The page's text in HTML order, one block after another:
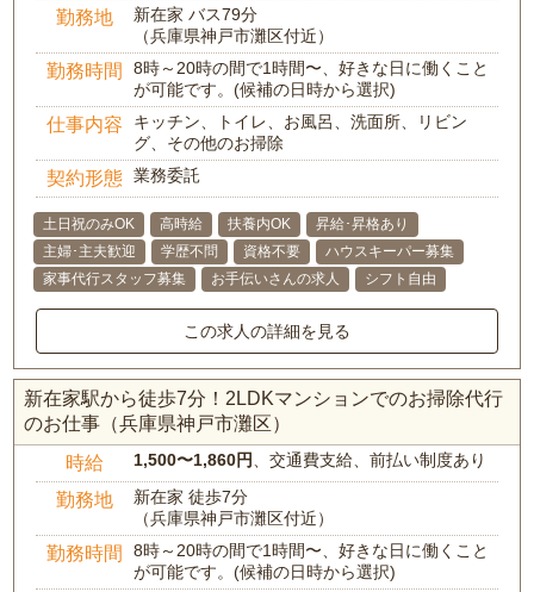
勤務地
新在家 バス79分
（兵庫県神戸市灘区付近）
勤務時間
8時～20時の間で1時間〜、好きな日に働くこと
が可能です。(候補の日時から選択)
仕事内容
キッチン、トイレ、お風呂、洗面所、リビン
グ、その他のお掃除
契約形態 業務委託
土日祝のみOK 高時給 扶養内OK
昇給･昇格あり
主婦･主夫歓迎
学歴不問 資格不要
ハウスキーパー募集
家事代行スタッフ募集
お手伝いさんの求人 シフト自由
この求人の詳細を見る
新在家駅から徒歩7分！2LDKマンションでのお掃除代行
のお仕事（兵庫県神戸市灘区）
時給 1,500〜1,860円 、交通費支給、前払い制度あり
勤務地
新在家 徒歩7分
（兵庫県神戸市灘区付近）
勤務時間
8時～20時の間で1時間〜、好きな日に働くこと
が可能です。(候補の日時から選択)